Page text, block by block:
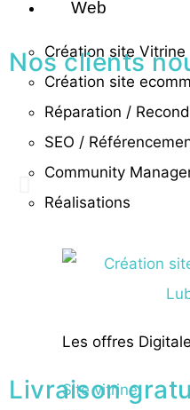
Web
Création site Vitrine
Création site
Réparation /
SEO /
Community
Réalisations
Les offres
Site vitrine
Nos clients
Livraison